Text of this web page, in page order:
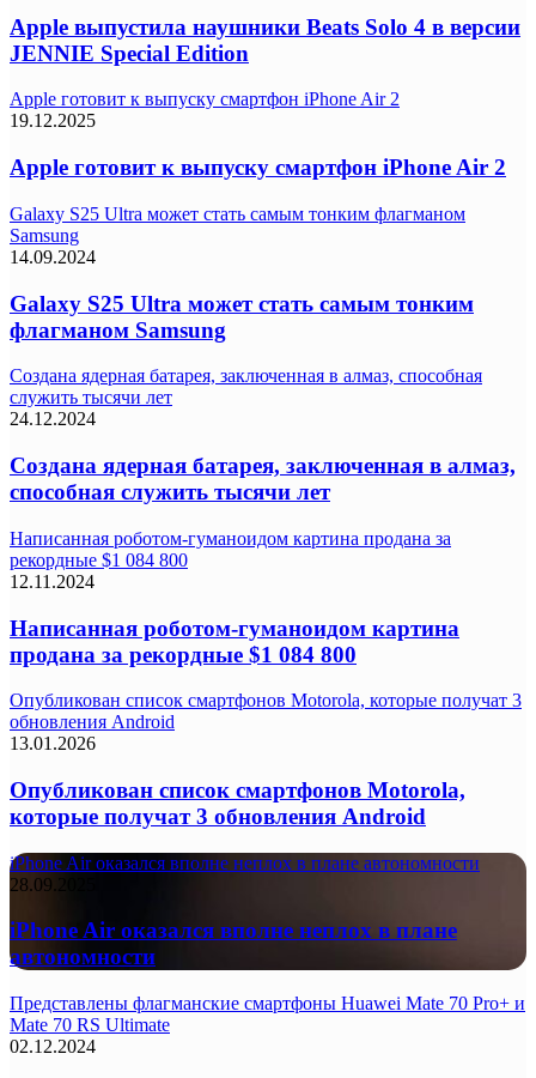
Apple выпустила наушники Beats Solo 4 в версии
JENNIE Special Edition
Apple готовит к выпуску смартфон iPhone Air 2
19.12.2025
Apple готовит к выпуску смартфон iPhone Air 2
Galaxy S25 Ultra может стать самым тонким флагманом
Samsung
14.09.2024
Galaxy S25 Ultra может стать самым тонким
флагманом Samsung
Создана ядерная батарея, заключенная в алмаз, способная
служить тысячи лет
24.12.2024
Создана ядерная батарея, заключенная в алмаз,
способная служить тысячи лет
Написанная роботом-гуманоидом картина продана за
рекордные $1 084 800
12.11.2024
Написанная роботом-гуманоидом картина
продана за рекордные $1 084 800
Опубликован список смартфонов Motorola, которые получат 3
обновления Android
13.01.2026
Опубликован список смартфонов Motorola,
которые получат 3 обновления Android
iPhone Air оказался вполне неплох в плане автономности
28.09.2025
iPhone Air оказался вполне неплох в плане
автономности
Представлены флагманские смартфоны Huawei Mate 70 Pro+ и
Mate 70 RS Ultimate
02.12.2024